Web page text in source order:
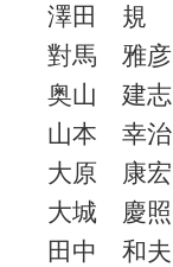
澤田 規
對馬 雅彦
奥山 建志
山本 幸治
大原 康宏
大城 慶照
田中 和夫